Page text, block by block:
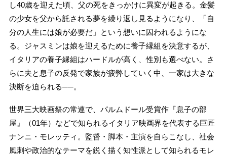
し40歳を迎えた頃、父の死をきっかけに異変が起きる。金髪
の少女を父から託される夢を繰り返し見るようになり、「自
分の人生には娘が必要だ」という想いに囚われるようにな
る。ジャスミンは娘を迎えるために養子縁組を決意するが、
イタリアの養子縁組はハードルが高く、性別も選べない。さ
らに夫と息子の反発で家族が疲弊していく中、一家は大きな
決断を迫られる──。
世界三大映画祭の常連で、パルムドール受賞作『息子の部
屋』（01年）などで知られるイタリア映画界を代表する巨匠
ナンニ・モレッティ。監督・脚本・主演を自らこなし、社会
風刺や政治的なテーマを鋭く描く知性派として知られるモレ